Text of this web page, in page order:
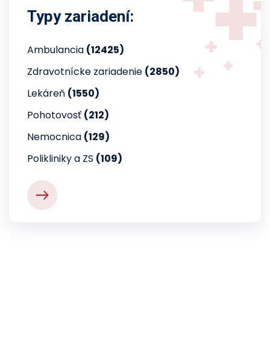
Typy zariadení:
Ambulancia (12425)
Zdravotnícke zariadenie (2850)
Lekáreň (1550)
Pohotovosť (212)
Nemocnica (129)
Polikliniky a ZS (109)